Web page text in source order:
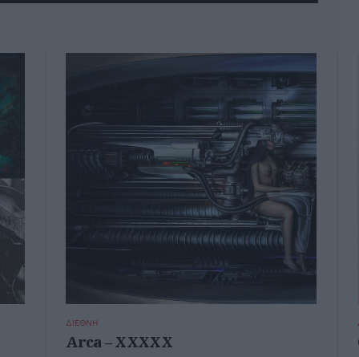
ΔΙΕΘΝΗ
Arca – XXXXX